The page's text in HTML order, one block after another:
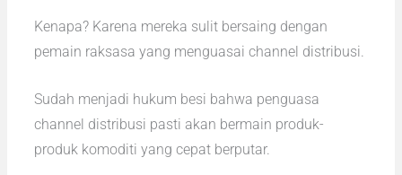
Kenapa? Karena mereka sulit bersaing dengan
pemain raksasa yang menguasai channel distribusi.
Sudah menjadi hukum besi bahwa penguasa
channel distribusi pasti akan bermain produk-
produk komoditi yang cepat berputar.